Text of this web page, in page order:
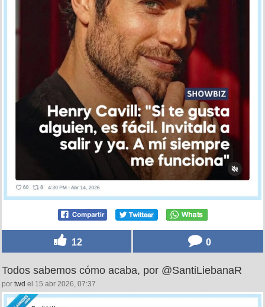
12 0
Todos sabemos cómo acaba, por @SantiLiebanaR
por twd el 15 abr 2026, 07:37